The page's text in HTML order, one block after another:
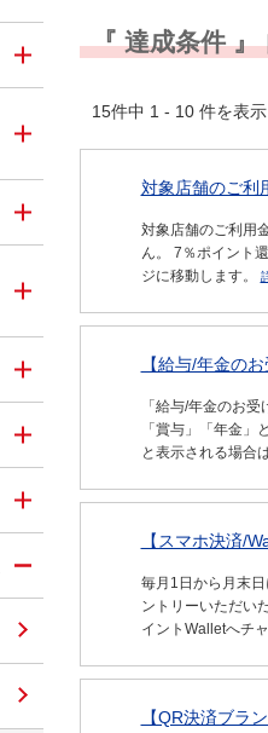
『 達成条件 』
15件中 1 - 10 件を表示
対象店舗のご利
対象店舗のご利用
ん。 7％ポイント
ジに移動します。
【給与/年金の
「給与/年金のお
「賞与」「年金」
と表示される場合
【スマホ決済/
毎月1日から月末
ントリーいただい
イントWalletへチ
【QR決済ブラ